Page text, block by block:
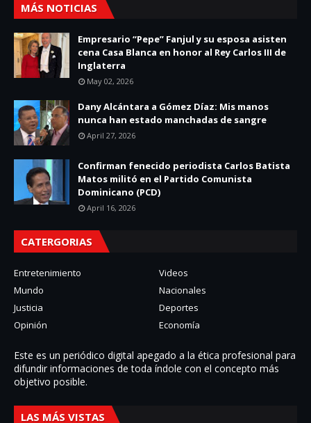
MÁS NOTICIAS
Empresario “Pepe” Fanjul y su esposa asisten
cena Casa Blanca en honor al Rey Carlos III de
Inglaterra
May 02, 2026
Dany Alcántara a Gómez Díaz: Mis manos
nunca han estado manchadas de sangre
April 27, 2026
Confirman fenecido periodista Carlos Batista
Matos militó en el Partido Comunista
Dominicano (PCD)
April 16, 2026
CATERGORIAS
Entretenimiento
Videos
Mundo
Nacionales
Justicia
Deportes
Opinión
Economía
Este es un periódico digital apegado a la ética profesional para
difundir informaciones de toda í­ndole con el concepto más
objetivo posible.
LAS MÁS VISTAS